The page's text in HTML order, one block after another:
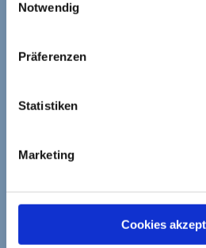
Website zu analysieren.
Mehr dazu erfährst Du in meiner
Notwendig
Präferenzen
Statistiken
Marketing
Cookies
Barbara Wanning